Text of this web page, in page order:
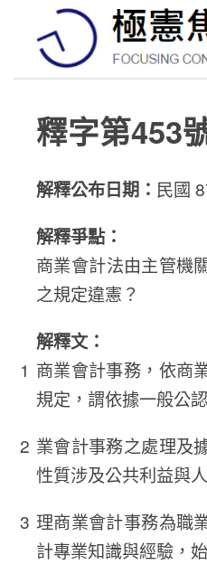
釋字第453
解釋公布日期： 民國
解釋爭點：
商業會計法由主管機
之規定違憲？
解釋文：
商業會計事務，依商
規定，謂依據一般公
業會計事務之處理及
性質涉及公共利益與
理商業會計事務為職
計專業知識與經驗，